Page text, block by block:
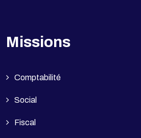
Missions
Comptabilité
Social
Fiscal